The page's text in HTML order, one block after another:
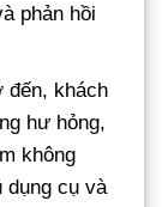
phản hồi
đến, khách
hư hỏng,
không
dụng cụ và